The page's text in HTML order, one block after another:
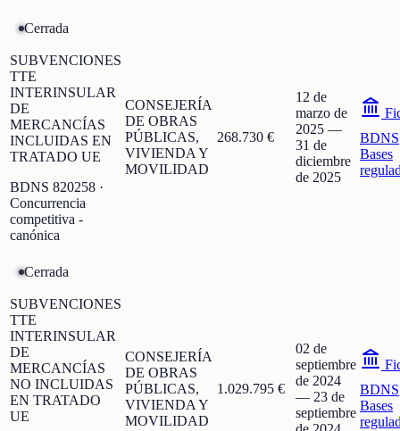
Cerrada
SUBVENCIONES
TTE
INTERINSULAR
DE
MERCANCÍAS
INCLUIDAS EN
TRATADO UE
BDNS 820258 ·
Concurrencia
competitiva -
canónica
CONSEJERÍA
DE OBRAS
PÚBLICAS,
VIVIENDA Y
MOVILIDAD
268.730 €
12 de
marzo de
2025 —
31 de
diciembre
de 2025
BDNS
Bases
Cerrada
SUBVENCIONES
TTE
INTERINSULAR
DE
MERCANCÍAS
NO INCLUIDAS
EN TRATADO
UE
CONSEJERÍA
DE OBRAS
PÚBLICAS,
VIVIENDA Y
MOVILIDAD
1.029.795 €
02 de
septiembre
de 2024
— 23 de
septiembre
BDNS
Bases